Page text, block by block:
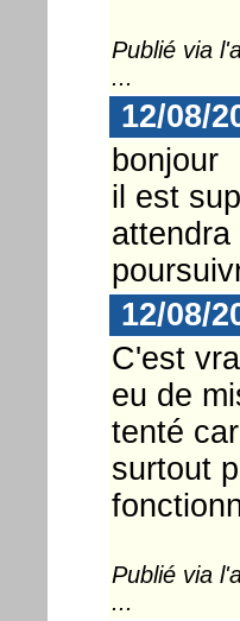
Publié via
...
12/08/
bonjour
il est
12/08/
C'est
eu de
tenté
surtout
Publié via
...